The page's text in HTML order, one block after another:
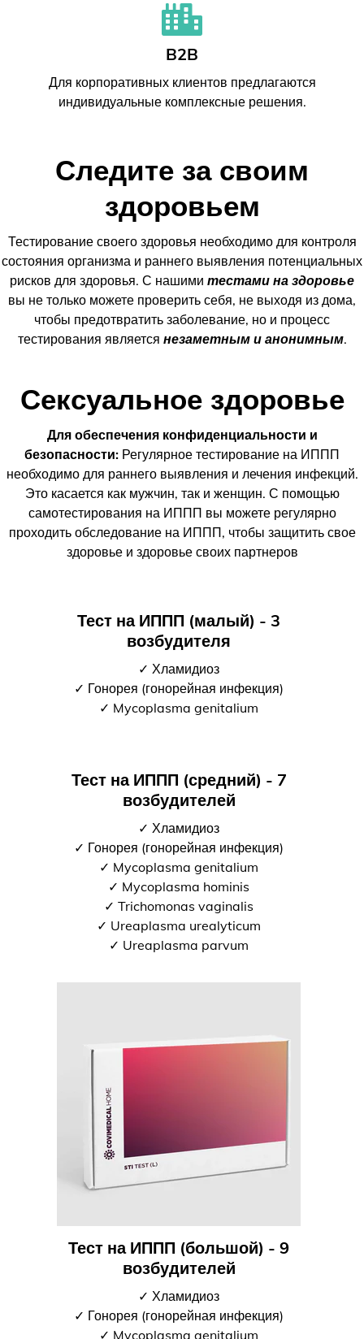
B2B
Для корпоративных клиентов предлагаются
индивидуальные комплексные решения.
Следите за своим
здоровьем
Тестирование своего здоровья необходимо для контроля
состояния организма и раннего выявления потенциальных
рисков для здоровья. С нашими тестами на здоровье
вы не только можете проверить себя, не выходя из дома,
чтобы предотвратить заболевание, но и процесс
тестирования является незаметным и анонимным.
Сексуальное здоровье
Для обеспечения конфиденциальности и
безопасности: Регулярное тестирование на ИППП
необходимо для раннего выявления и лечения инфекций.
Это касается как мужчин, так и женщин. С помощью
самотестирования на ИППП вы можете регулярно
проходить обследование на ИППП, чтобы защитить свое
здоровье и здоровье своих партнеров
Тест на ИППП (малый) - 3
возбудителя
✓ Хламидиоз
✓ Гонорея (гонорейная инфекция)
✓ Mycoplasma genitalium
Тест на ИППП (средний) - 7
возбудителей
✓ Хламидиоз
✓ Гонорея (гонорейная инфекция)
✓ Mycoplasma genitalium
✓ Mycoplasma hominis
✓ Trichomonas vaginalis
✓ Ureaplasma urealyticum
✓ Ureaplasma parvum
Тест на ИППП (большой) - 9
возбудителей
✓ Хламидиоз
✓ Гонорея (гонорейная инфекция)
✓ Mycoplasma genitalium